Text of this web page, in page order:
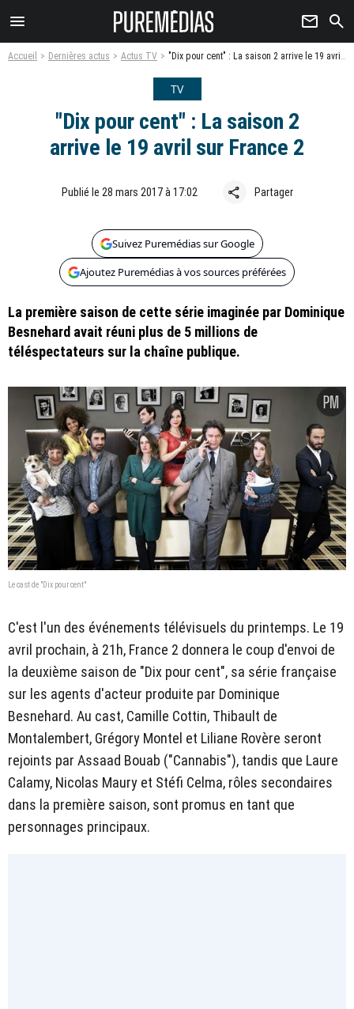
menu newsletter search
Accueil Dernières actus Actus TV "Dix pour cent" : La saison 2 arrive le 19 avril sur France 2
TV
"Dix pour cent" : La saison 2
arrive le 19 avril sur France 2
Publié le 28 mars 2017 à 17:02 share Partager
Suivez Puremédias sur Google
Ajoutez Puremédias à vos sources préférées
La première saison de cette série imaginée par Dominique
Besnehard avait réuni plus de 5 millions de
téléspectateurs sur la chaîne publique.
Le cast de "Dix pour cent"
C'est l'un des événements télévisuels du printemps. Le 19
avril prochain, à 21h, France 2 donnera le coup d'envoi de
la deuxième saison de "Dix pour cent", sa série française
sur les agents d'acteur produite par Dominique
Besnehard. Au cast, Camille Cottin, Thibault de
Montalembert, Grégory Montel et Liliane Rovère seront
rejoints par Assaad Bouab ("Cannabis"), tandis que Laure
Calamy, Nicolas Maury et Stéfi Celma, rôles secondaires
dans la première saison, sont promus en tant que
personnages principaux.